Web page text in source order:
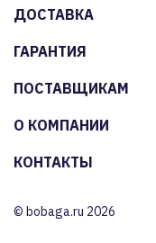
ДОСТАВКА
ГАРАНТИЯ
ПОСТАВЩИКАМ
О КОМПАНИИ
КОНТАКТЫ
© bobaga.ru 2026